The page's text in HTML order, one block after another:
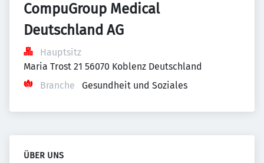
CompuGroup Medical
Deutschland AG
Hauptsitz
Maria Trost 21 56070 Koblenz Deutschland
Branche
Gesundheit und Soziales
ÜBER UNS